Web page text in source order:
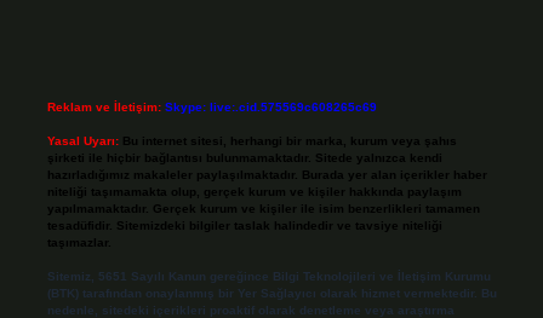
Reklam ve İletişim: Skype: live:.cid.575569c608265c69
Yasal Uyarı: Bu internet sitesi, herhangi bir marka, kurum veya şahıs
şirketi ile hiçbir bağlantısı bulunmamaktadır. Sitede yalnızca kendi
hazırladığımız makaleler paylaşılmaktadır. Burada yer alan içerikler haber
niteliği taşımamakta olup, gerçek kurum ve kişiler hakkında paylaşım
yapılmamaktadır. Gerçek kurum ve kişiler ile isim benzerlikleri tamamen
tesadüfidir. Sitemizdeki bilgiler taslak halindedir ve tavsiye niteliği
taşımazlar.
Sitemiz, 5651 Sayılı Kanun gereğince Bilgi Teknolojileri ve İletişim Kurumu
(BTK) tarafından onaylanmış bir Yer Sağlayıcı olarak hizmet vermektedir. Bu
nedenle, sitedeki içerikleri proaktif olarak denetleme veya araştırma